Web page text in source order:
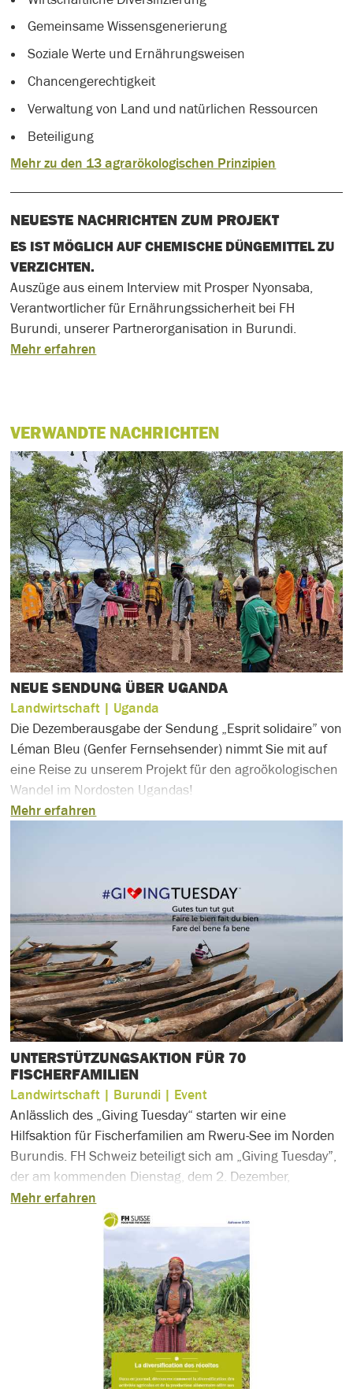
Gemeinsame Wissensgenerierung
Soziale Werte und Ernährungsweisen
Chancengerechtigkeit
Verwaltung von Land und natürlichen Ressourcen
Beteiligung
Mehr zu den 13 agrarökologischen Prinzipien
NEUESTE NACHRICHTEN ZUM PROJEKT
ES IST MÖGLICH AUF CHEMISCHE DÜNGEMITTEL ZU
VERZICHTEN.
Auszüge aus einem Interview mit Prosper Nyonsaba,
Verantwortlicher für Ernährungssicherheit bei FH
Burundi, unserer Partnerorganisation in Burundi.
Mehr erfahren
VERWANDTE NACHRICHTEN
NEUE SENDUNG ÜBER UGANDA
Landwirtschaft | Uganda
Die Dezemberausgabe der Sendung „Esprit solidaire” von
Léman Bleu (Genfer Fernsehsender) nimmt Sie mit auf
eine Reise zu unserem Projekt für den agroökologischen
Wandel im Nordosten Ugandas!
Mehr erfahren
UNTERSTÜTZUNGSAKTION FÜR 70
FISCHERFAMILIEN
Landwirtschaft | Burundi | Event
Anlässlich des „Giving Tuesday“ starten wir eine
Hilfsaktion für Fischerfamilien am Rweru-See im Norden
Burundis. FH Schweiz beteiligt sich am „Giving Tuesday”,
der am kommenden Dienstag, dem 2. Dezember,
stattfindet. Dieser Tag wurde ins Leben gerufen, um
einen Gegenpol zum Konsumrausch des Black Friday zu
Zwecke und die Unterstützung von
Wohltätigkeitsorganisationen zu legen.
Mehr erfahren